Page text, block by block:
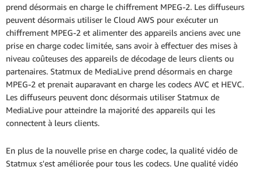
prend désormais en charge le chiffrement MPEG-2. Les diffuseurs
peuvent désormais utiliser le Cloud AWS pour exécuter un
chiffrement MPEG-2 et alimenter des appareils anciens avec une
prise en charge codec limitée, sans avoir à effectuer des mises à
niveau coûteuses des appareils de décodage de leurs clients ou
partenaires. Statmux de MediaLive prend désormais en charge
MPEG-2 et prenait auparavant en charge les codecs AVC et HEVC.
Les diffuseurs peuvent donc désormais utiliser Statmux de
MediaLive pour atteindre la majorité des appareils qui les
connectent à leurs clients.
En plus de la nouvelle prise en charge codec, la qualité vidéo de
Statmux s'est améliorée pour tous les codecs. Une qualité vidéo